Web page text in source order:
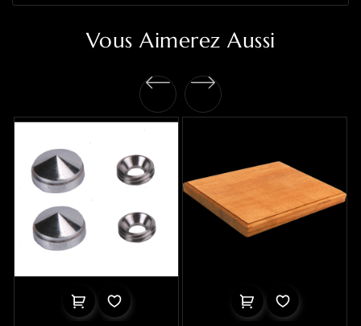
Vous Aimerez Aussi